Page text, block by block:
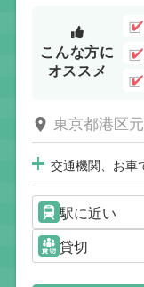
こんな方に
オススメ
東京都港区
交通機関、お車
駅に近い
貸切